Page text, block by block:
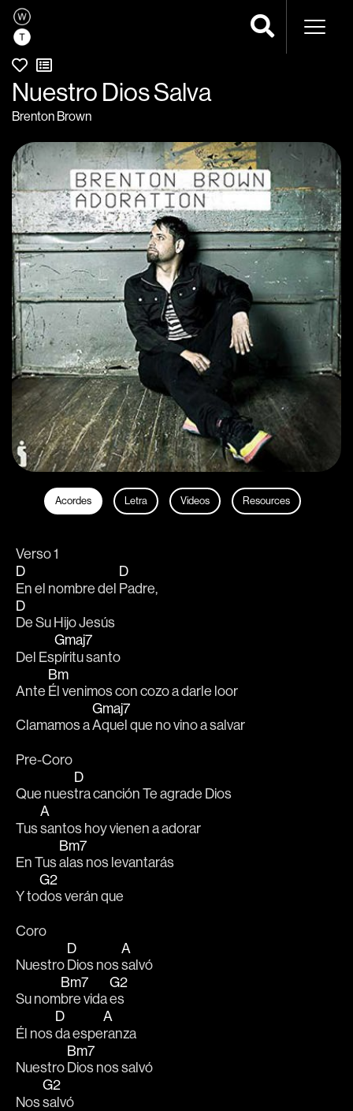
Nuestro Dios Salva
Brenton Brown
Acordes Letra Videos Resources
Verso 1
D
En el nombre del
D
Padre,
D
De Su Hijo Jesús
Del Es
Gmaj7
píritu santo
Ante
Bm
Él venimos con cozo a darle loor
Clamamos a
Gmaj7
Aquel que no vino a salvar
Pre-Coro
Que nues
D
tra canción Te agrade Dios
Tus
A
santos hoy vienen a adorar
En Tus
Bm7
alas nos levantarás
Y to
G2
dos verán que
Coro
Nuestro
D
Dios nos
A
salvó
Su nom
Bm7
bre vida
G2
es
Él nos
D
da espe
A
ranza
Nuestro
Bm7
Dios nos salvó
Nos
G2
salvó